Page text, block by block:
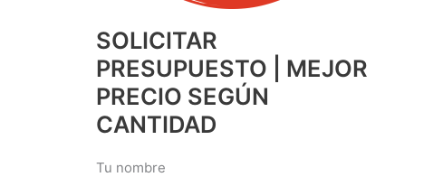
SOLICITAR
PRESUPUESTO | MEJOR
PRECIO SEGÚN
CANTIDAD
Tu nombre